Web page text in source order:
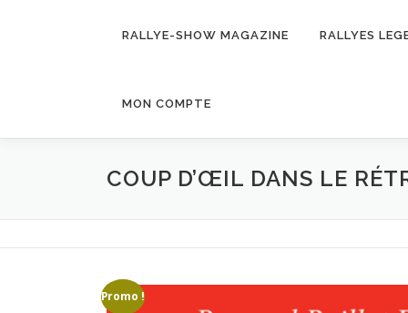
RALLYE-SHOW MAGAZINE RALLYES
MON COMPTE
COUP D’ŒIL DANS LE
Promo !